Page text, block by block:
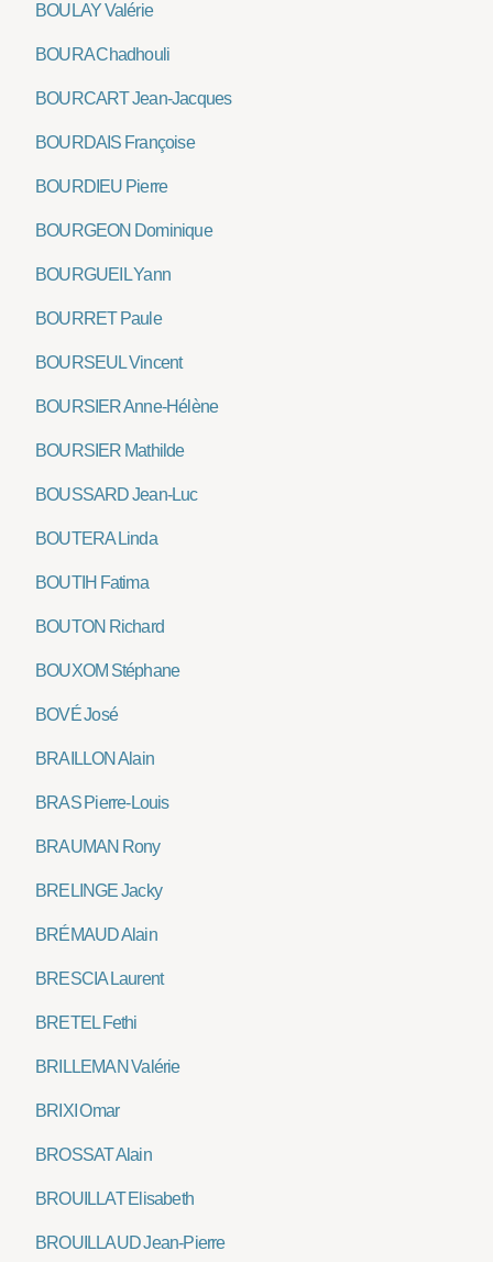
BOULAY Valérie
BOURA Chadhouli
BOURCART Jean-Jacques
BOURDAIS Françoise
BOURDIEU Pierre
BOURGEON Dominique
BOURGUEIL Yann
BOURRET Paule
BOURSEUL Vincent
BOURSIER Anne-Hélène
BOURSIER Mathilde
BOUSSARD Jean-Luc
BOUTERA Linda
BOUTIH Fatima
BOUTON Richard
BOUXOM Stéphane
BOVÉ José
BRAILLON Alain
BRAS Pierre-Louis
BRAUMAN Rony
BRELINGE Jacky
BRÉMAUD Alain
BRESCIA Laurent
BRETEL Fethi
BRILLEMAN Valérie
BRIXI Omar
BROSSAT Alain
BROUILLAT Elisabeth
BROUILLAUD Jean-Pierre